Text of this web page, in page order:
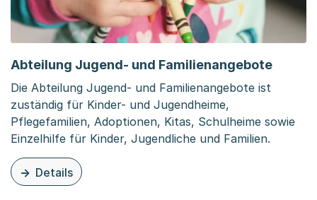
Abteilung Jugend- und Familienangebote
Die Abteilung Jugend- und Familienangebote ist
zuständig für Kinder- und Jugendheime,
Pflegefamilien, Adoptionen, Kitas, Schulheime sowie
Einzelhilfe für Kinder, Jugendliche und Familien.
Details
zu dieser Organisationsseite: Abteilung Jugend- und